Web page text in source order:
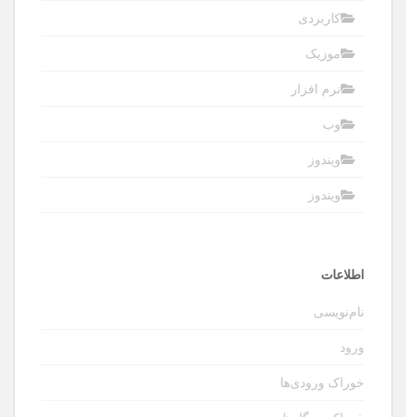
کاربردی
موزیک
نرم افزار
وب
ویندوز
ویندوز
اطلاعات
نام‌نویسی
ورود
خوراک ورودی‌ها